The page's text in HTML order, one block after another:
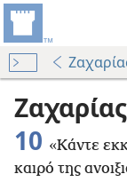
Ζαχαρίας
10 «Κάντε
καιρό της